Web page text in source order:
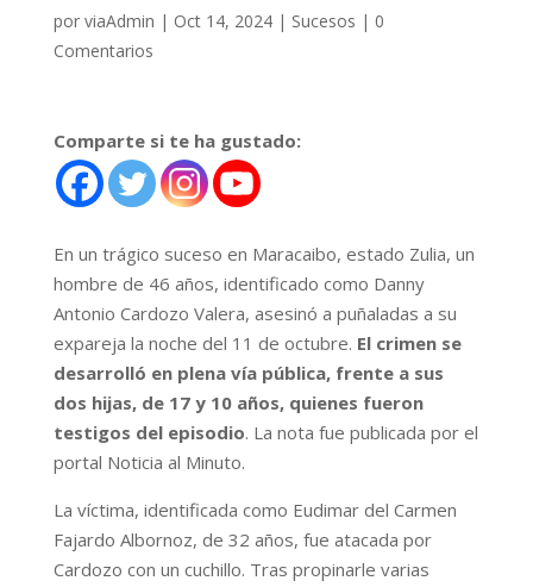
por viaAdmin | Oct 14, 2024| Sucesos | 0
Comentarios
Comparte si te ha gustado:
En un trágico suceso en Maracaibo, estado Zulia, un
hombre de 46 años, identificado como Danny
Antonio Cardozo Valera, asesinó a puñaladas a su
expareja la noche del 11 de octubre. El crimen se
desarrolló en plena vía pública, frente a sus
dos hijas, de 17 y 10 años, quienes fueron
testigos del episodio. La nota fue publicada por el
portal Noticia al Minuto.
La víctima, identificada como Eudimar del Carmen
Fajardo Albornoz, de 32 años, fue atacada por
Cardozo con un cuchillo. Tras propinarle varias